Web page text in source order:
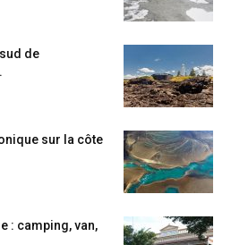
de
sur la côte
: camping, van,